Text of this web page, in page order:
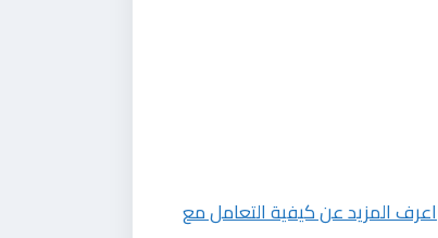
اعرف المزيد عن كيفية التعامل مع